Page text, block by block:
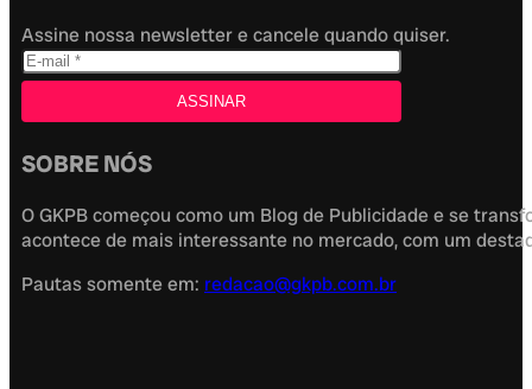
Assine nossa newsletter e cancele quando quiser.
SOBRE NÓS
O GKPB começou como um Blog de Publicidade e se
acontece de mais interessante no mercado, com um
Pautas somente em: redacao@gkpb.com.br